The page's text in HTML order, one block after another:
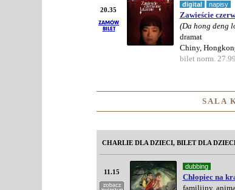
20.35
digital napisy
Zawieście
(Da hong deng
dramat
Chiny,
bilet norm.
SALA
CHARLIE DLA DZIECI, BILET DLA
11.15
dubbing
Chłopiec na
familijny,